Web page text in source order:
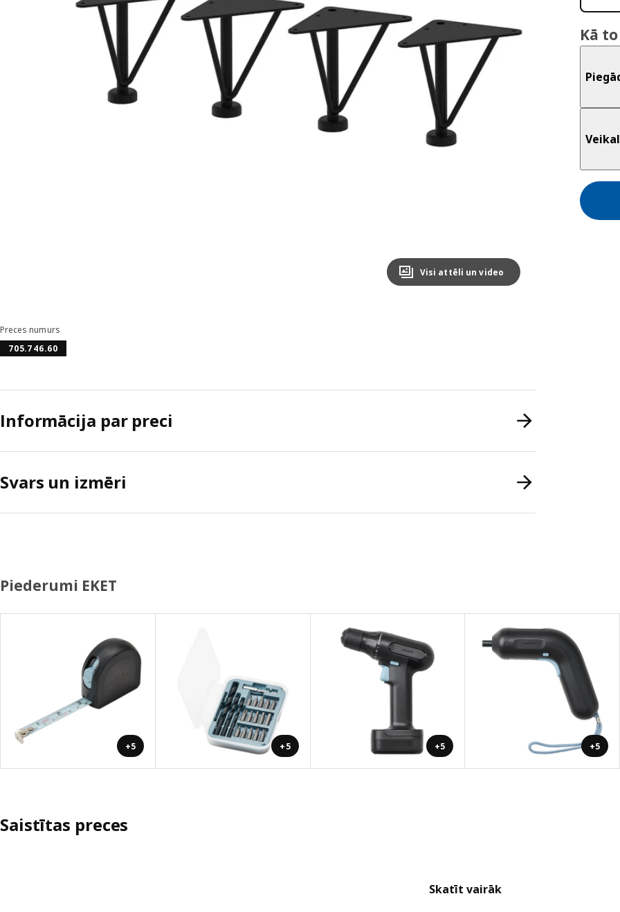
Image zoomed out, normal view
Visi attēli un video
Kā
Preces numurs
705.746.60
Informācija par preci
Svars un izmēri
Piederumi EKET
+5 +5 +5 +5
Saistītas preces
Skatīt vairāk